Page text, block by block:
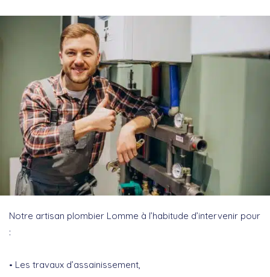
Notre artisan plombier Lomme à l’habitude d’intervenir pour
:
Les travaux d’assainissement,